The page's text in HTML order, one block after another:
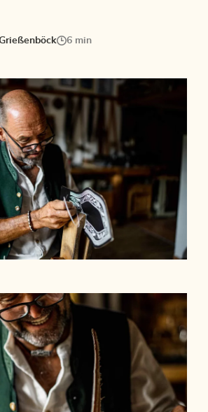
6 min